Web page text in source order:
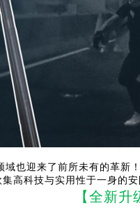
域也迎来了前所未有的革
集高科技与实用性于一身的
【全新